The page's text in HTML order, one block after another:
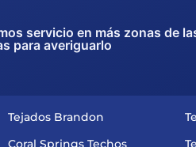
servicio en más zonas de
para averiguarlo
Tejados Brandon
Coral Springs Techos